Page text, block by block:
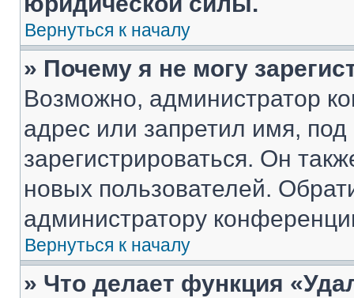
Вернуться к началу
» Почему я не могу
Возможно, администратор
адрес или запретил имя,
зарегистрироваться. Он
новых пользователей.
администратору
Вернуться к началу
» Что делает функция